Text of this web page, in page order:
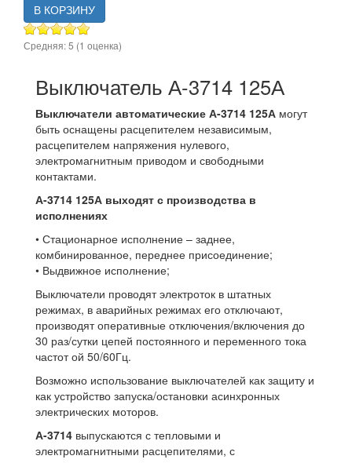
В КОРЗИНУ
Средняя:5 (1 оценка)
Выключатель А-3714 125А
Выключатели автоматические А-3714 125А могут
быть оснащены расцепителем независимым,
расцепителем напряжения нулевого,
электромагнитным приводом и свободными
контактами.
А-3714 125А выходят с производства в
исполнениях
• Стационарное исполнение – заднее,
комбинированное, переднее присоединение;
• Выдвижное исполнение;
Выключатели проводят электроток в штатных
режимах, в аварийных режимах его отключают,
производят оперативные отключения/включения до
30 раз/сутки цепей постоянного и переменного тока
частот ой 50/60Гц.
Возможно использование выключателей как защиту и
как устройство запуска/остановки асинхронных
электрических моторов.
А-3714 выпускаются с тепловыми и
электромагнитными расцепителями, с